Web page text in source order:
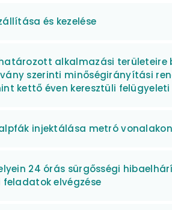
és kezelése
alkalmazási területeire
szerinti minőségirányítási
kettő éven keresztüli
injektálása metró vonalakon
24 órás sürgősségi
elvégzése